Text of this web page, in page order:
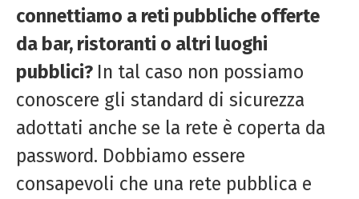
connettiamo a reti pubbliche offerte
da bar, ristoranti o altri luoghi
pubblici? In tal caso non possiamo
conoscere gli standard di sicurezza
adottati anche se la rete è coperta da
password. Dobbiamo essere
consapevoli che una rete pubblica e